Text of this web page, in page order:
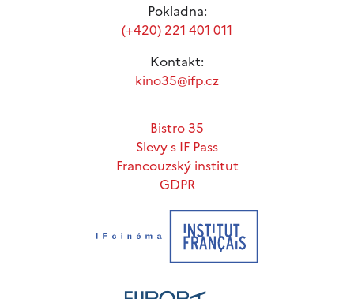
Pokladna:
(+420) 221 401 011
Kontakt:
kino35@ifp.cz
Bistro 35
Slevy s IF Pass
Francouzský institut
GDPR